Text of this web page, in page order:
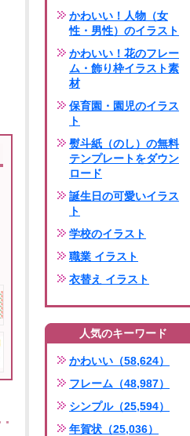
かわいい！人物（女
性・男性）のイラスト
かわいい！花のフレー
ム・飾り枠イラスト素
材
保育園・園児のイラス
ト
熨斗紙（のし）の無料
テンプレートをダウン
ロード
誕生日の可愛いイラス
ト
学校のイラスト
職業 イラスト
衣替え イラスト
人気のキーワード
かわいい（58,624）
フレーム（48,987）
シンプル（25,594）
年賀状（25,036）